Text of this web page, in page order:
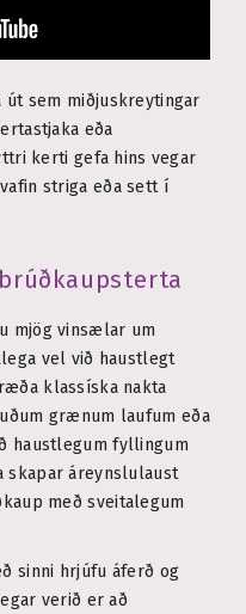
sem miðjuskreytingar
eða
kerti gefa hins vegar
striga eða sett í
mjög vinsælar um
vel við haustlegt
klassíska nakta
grænum laufum eða
haustlegum fyllingum
skapar áreynslulaust
með sveitalegum
sinni hrjúfu áferð og
verið er að